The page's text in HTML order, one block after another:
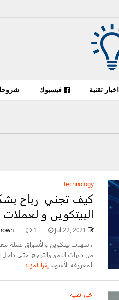
اخبار تقنية فيسبوك
Technology
كيف تجني ارباح
البيتكوين والعملات
1 Jul 22, 2021
من دورات النمو والتراجع، حتى داخل
المعروفة الأسو... إقرأ المزيد
اخبار تقنية